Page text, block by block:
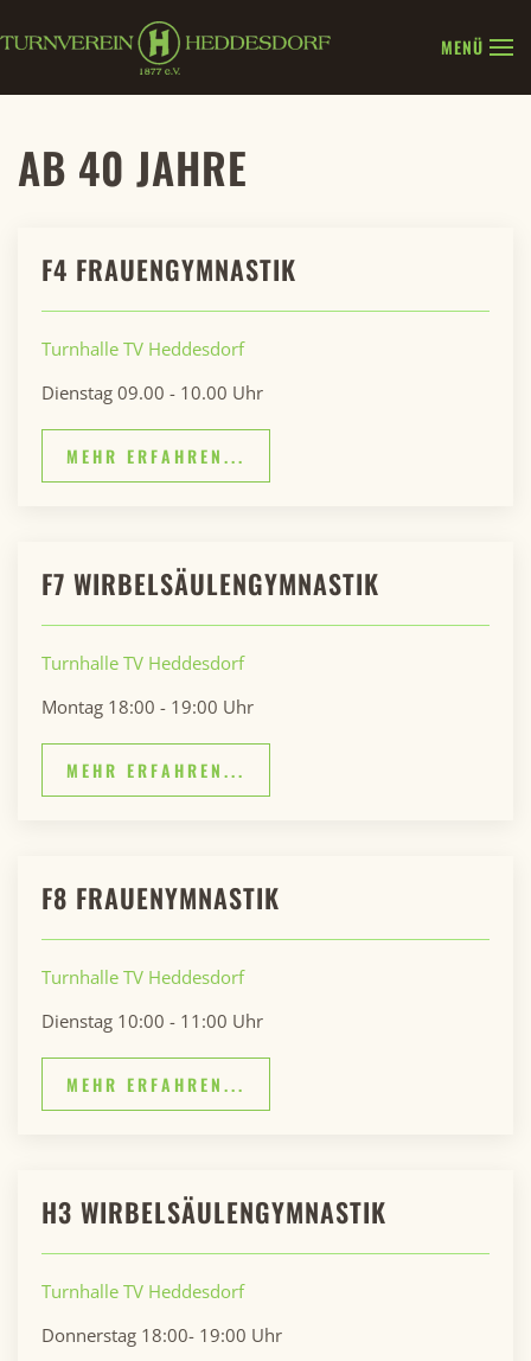
Zum Hauptinhalt springen
MENÜ
AB 40 JAHRE
F4 FRAUENGYMNASTIK
Turnhalle TV Heddesdorf
Dienstag 09.00 - 10.00 Uhr
MEHR ERFAHREN...
F7 WIRBELSÄULENGYMNASTIK
Turnhalle TV Heddesdorf
Montag 18:00 - 19:00 Uhr
MEHR ERFAHREN...
F8 FRAUENYMNASTIK
Turnhalle TV Heddesdorf
Dienstag 10:00 - 11:00 Uhr
MEHR ERFAHREN...
H3 WIRBELSÄULENGYMNASTIK
Turnhalle TV Heddesdorf
Donnerstag 18:00- 19:00 Uhr